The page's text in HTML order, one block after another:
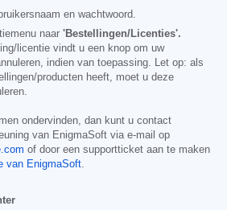
en wachtwoord.
naar 'Bestellingen/Licenties'.
licentie vindt u een knop om uw
indien van toepassing. Let op: als
producten heeft, moet u deze
ondervinden, dan kunt u contact
van EnigmaSoft via e-mail op
of door een supportticket aan te maken
van EnigmaSoft.